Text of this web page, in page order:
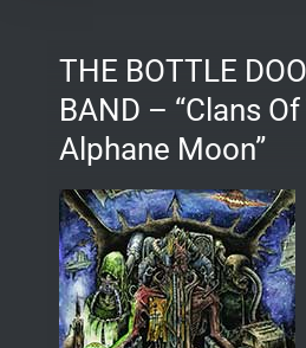
THE BOTTLE
BAND – “Clans
Alphane Moon”